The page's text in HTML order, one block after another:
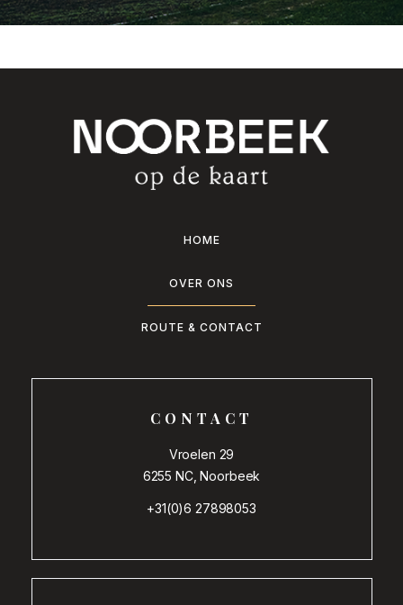
HOME
OVER ONS
ROUTE & CONTACT
CONTACT
Vroelen 29
6255 NC, Noorbeek
+31(0)6 27898053